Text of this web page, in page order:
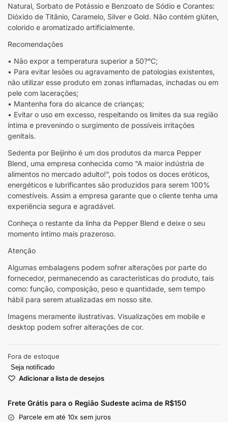
Natural, Sorbato de Potássio e Benzoato de Sódio e Corantes:
Dióxido de Titânio, Caramelo, Silver e Gold. Não contém glúten,
colorido e aromatizado artificialmente.
Recomendações
• Não expor a temperatura superior a 50?°C;
• Para evitar lesões ou agravamento de patologias existentes,
não utilizar esse produto em zonas inflamadas, inchadas ou em
pele com lacerações;
• Mantenha fora do alcance de crianças;
• Evitar o uso em excesso, respeitando os limites da sua região
íntima e prevenindo o surgimento de possíveis irritações
genitais.
Sedenta por Beijinho é um dos produtos da marca Pepper
Blend, uma empresa conhecida como “A maior indústria de
alimentos no mercado adulto!”, pois todos os doces eróticos,
energéticos e lubrificantes são produzidos para serem 100%
comestíveis. Assim a empresa garante que o cliente tenha uma
experiência segura e agradável.
Conheça o restante da linha da Pepper Blend e deixe o seu
momento íntimo mais prazeroso.
Atenção
Algumas embalagens podem sofrer alterações por parte do
fornecedor, permanecendo as características do produto, tais
como: função, composição, peso e quantidade, sem tempo
hábil para serem atualizadas em nosso site.
Imagens meramente ilustrativas. Visualizações em mobile e
desktop podem sofrer alterações de cor.
Fora de estoque
Seja notificado
Adicionar a lista de desejos
Frete Grátis para o Região Sudeste acima de R$150
Parcele em até 10x sem juros